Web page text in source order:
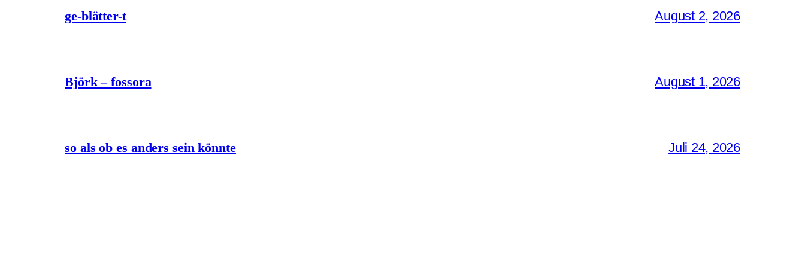
ge-blätter-t August 2, 2026
Björk – fossora August 1, 2026
so als ob es anders sein könnte Juli 24, 2026